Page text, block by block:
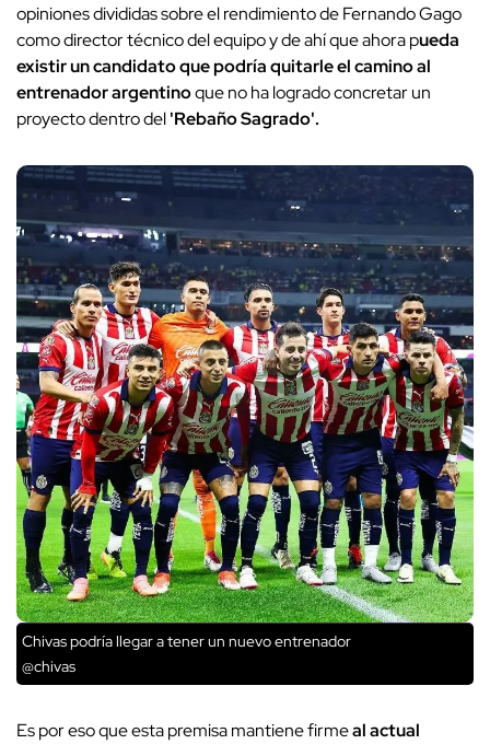
opiniones divididas sobre el rendimiento de Fernando Gago
como director técnico del equipo y de ahí que ahora pueda
existir un candidato que podría quitarle el camino al
entrenador argentinoque no ha logrado concretar un
proyecto dentro del'Rebaño Sagrado'.
Chivas podría llegar a tener un nuevo entrenador
@chivas
Es por eso que esta premisa mantiene firmeal actual